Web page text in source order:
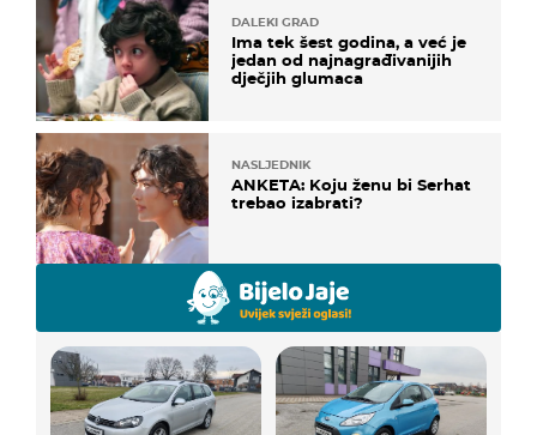
DALEKI GRAD
Ima tek šest godina, a već je
jedan od najnagrađivanijih
dječjih glumaca
NASLJEDNIK
ANKETA: Koju ženu bi Serhat
trebao izabrati?